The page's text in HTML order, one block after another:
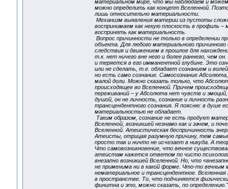
материальном мире, что мы наблюдаем и
можно определить как концепт Вселенной.
лишь относительно материальности.
Механизм выявления материи из пустоты
воспринимаем как некую плоскость в профиль
воспринять как материальность.
Вопрос причинности не только в определении
объекта. Для любого материального
следствия и движением в прошлое для
т.к. нет ничего вне него и более раннего, чем
и теряется в его имманентной глубине. Это
или не сделать, т.е. обладает сознанием и
но есть само сознание. Самосознание
малой доли. Можно сказать только, что
происходящее во Вселенной. Причем
переживаний – у Абсолюта нет чувств и
душой, он не личность, сознание и личность
трансцендентного сознания. Я поясню: в душе
материальностью не обладает.
Таким образом, сознание не есть продукт
Вселенной, возникшей незнамо как и зачем, и
Вселенной. Атеистическая беспричинность
Атеисты, отрицая разумную причину, тем
просто так и ничто не исчезает в никуда. А
Что самовозникновение, что вечное
атеистам кажется ответом по чисто
внезапно возникшей Вселенной. Но, что
не применима ни в какой форме. Что-то вечным
нематериальное и трансцендентное. Вселенная
в пространстве. То, что подчиняется
финитна и это, можно сказать, по определению."